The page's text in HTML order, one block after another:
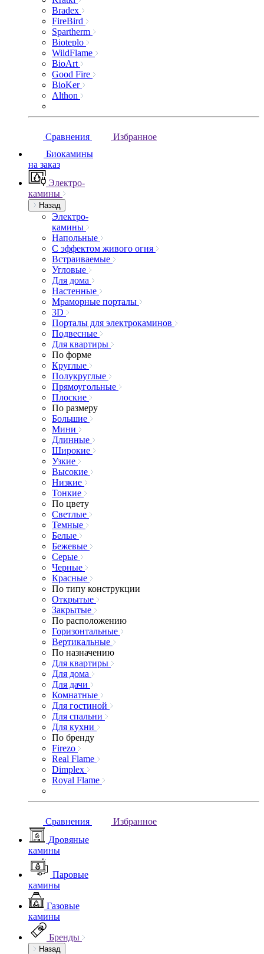
Bradex
FireBird
Spartherm
Bioteplo
WildFlame
BioArt
Good Fire
BioKer
Althon
Сравнения
Избранное
Биокамины
на заказ
Электро-
камины
Назад
Электро-
камины
Напольные
С эффектом живого огня
Встраиваемые
Угловые
Для дома
Настенные
Мраморные порталы
3D
Порталы для электрокаминов
Подвесные
Для квартиры
По форме
Круглые
Полукруглые
Прямоугольные
Плоские
По размеру
Большие
Мини
Длинные
Широкие
Узкие
Высокие
Низкие
Тонкие
По цвету
Светлые
Темные
Белые
Бежевые
Серые
Черные
Красные
По типу конструкции
Открытые
Закрытые
По расположению
Горизонтальные
Вертикальные
По назначению
Для квартиры
Для дома
Для дачи
Комнатные
Для гостиной
Для спальни
Для кухни
По бренду
Firezo
Real Flame
Dimplex
Royal Flame
Сравнения
Избранное
Дровяные
камины
Паровые
камины
Газовые
камины
Бренды
Назад